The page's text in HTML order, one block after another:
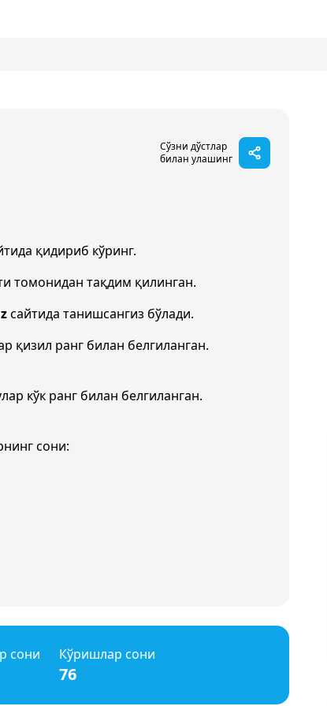
Сўзни дўстлар
билан улашинг
қидириб кўринг.
томонидан тақдим қилинган.
сайтида танишсангиз бўлади.
қизил ранг билан белгиланган.
кўк ранг билан белгиланган.
сони:
сони Кўришлар сони
76